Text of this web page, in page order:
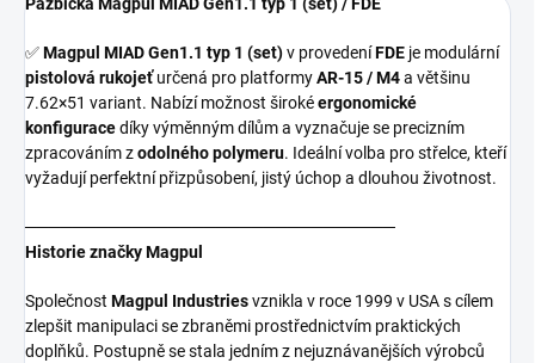
Pažbička Magpul MIAD Gen1.1 typ 1 (set) / FDE
✅Magpul MIAD Gen1.1 typ 1 (set)v provedeníFDE je modulární
pistolová rukojeťurčená pro platformyAR-15 / M4a většinu
7.62×51 variant. Nabízí možnost širokéergonomické
konfiguracedíky výměnným dílům a vyznačuje se precizním
zpracováním zodolného polymeru. Ideální volba pro střelce, kteří
vyžadují perfektní přizpůsobení, jistý úchop a dlouhou životnost.
───────────────────────────────
Historie značky Magpul
Společnost Magpul Industriesvznikla v roce 1999 v USA s cílem
zlepšit manipulaci se zbraněmi prostřednictvím praktických
doplňků. Postupně se stala jedním z nejuznávanějších výrobců